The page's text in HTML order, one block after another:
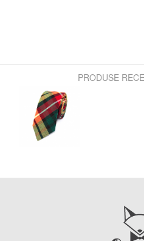
PRODUSE